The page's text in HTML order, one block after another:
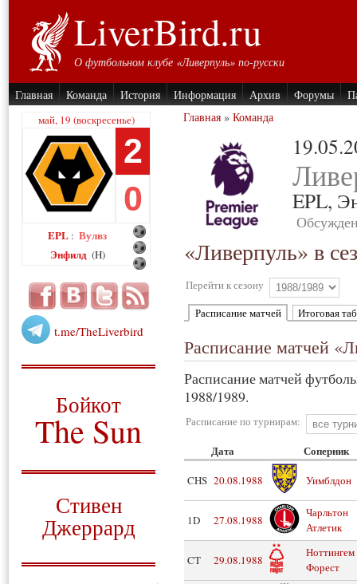
LiverBird.ru
О футбольном клубе «Ливерпуль» по-русски
Главная Команда История Информация Архив Форумы
май, 19 (воскресенье)
2
0
EPL : Вулвз
Энфилд (H)
t.me/TheLiverbird
Бойкот
The Sun
Стивен
Джеррард
Главная » Команда
EPL,
«Ливерпуль» в
Перейти к сезону
Расписание матчей
Итоговая
Расписание матчей
Расписание матчей
1988/1989.
Расписание по турнирам:
Дата Соперник
CHS 20.08.1988 Уимблдон
1D 27.08.1988
Чарльтон
Атлетик
CT 29.08.1988
Ноттингем
Форест